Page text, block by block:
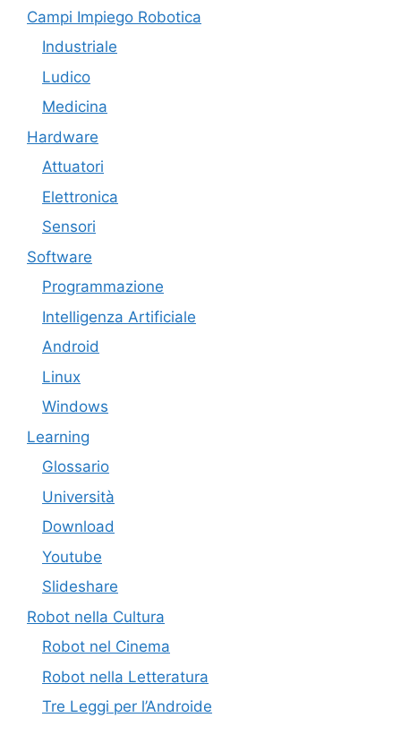
Campi Impiego Robotica
Industriale
Ludico
Medicina
Hardware
Attuatori
Elettronica
Sensori
Software
Programmazione
Intelligenza Artificiale
Android
Linux
Windows
Learning
Glossario
Università
Download
Youtube
Slideshare
Robot nella Cultura
Robot nel Cinema
Robot nella Letteratura
Tre Leggi per l’Androide